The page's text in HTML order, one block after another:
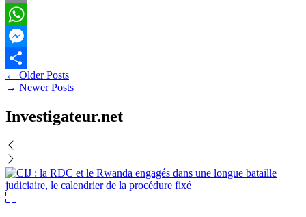
Email
WhatsApp
Messenger
Partager
Navigation
des
articles
← Older Posts
→ Newer Posts
Investigateur.net